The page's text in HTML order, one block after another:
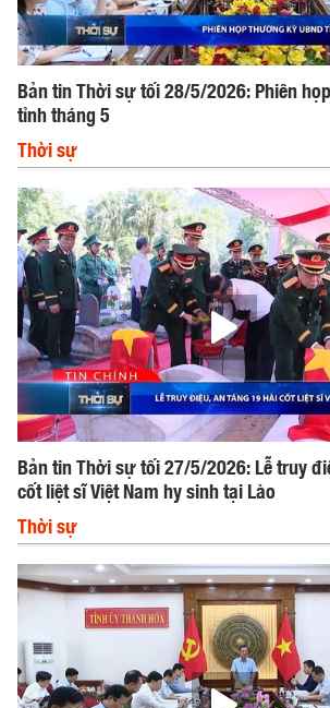
Bản tin Thời sự tối 28/5/2026: Phiên
tỉnh tháng 5
Thời sự
Bản tin Thời sự tối 27/5/2026: Lễ truy
cốt liệt sĩ Việt Nam hy sinh tại Lào
Thời sự